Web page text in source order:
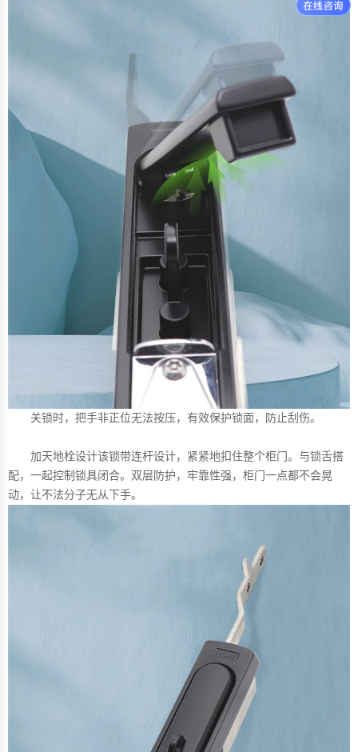
关锁时，把手非正位无法按压，有效保护锁面，防止刮伤。
加天地栓设计该锁带连杆设计，紧紧地扣住整个柜门。与锁舌搭
配，一起控制锁具闭合。双层防护，牢靠性强，柜门一点都不会晃
动，让不法分子无从下手。